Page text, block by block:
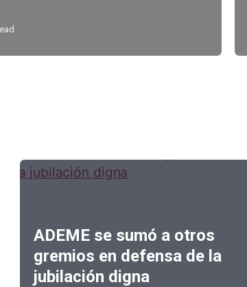
ADEME se sumó a otros
gremios en defensa de la
jubilación digna